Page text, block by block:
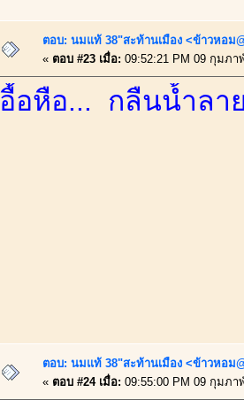
ตอบ: นมแท้ 38"สะท้านเมือง <ข้าวหอม
« ตอบ #23 เมื่อ: 09:52:21 PM 09 กุมภา
อื้อหือ... กลืนน้ำลา
ตอบ: นมแท้ 38"สะท้านเมือง <ข้าวหอม
« ตอบ #24 เมื่อ: 09:55:00 PM 09 กุมภา